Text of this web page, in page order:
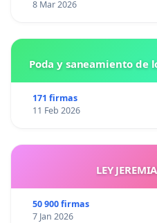
8 Mar 2026
Poda y saneamiento de
171 firmas
11 Feb 2026
LEY
50 900 firmas
7 Jan 2026